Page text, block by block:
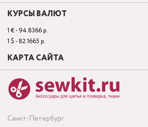
Санкт-Петербург
КУРСЫ ВАЛЮТ
1 € - 94.8366 р.
1 $ - 82.1665 р.
КАРТА САЙТА